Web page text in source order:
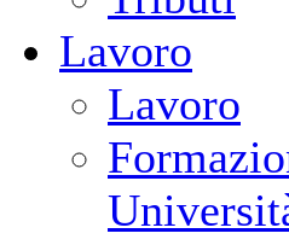
Lavoro
Lavoro